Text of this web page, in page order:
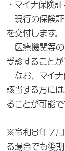
・マイナ保険
現行の保険証
を交付します。
医療機関等の
受診することが
なお、マイナ
該当する方に
ることが可能で
※令和８年７月
る場合でも後